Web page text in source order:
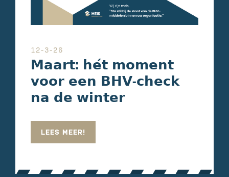
12-3-26
𝗠𝗮𝗮𝗿𝘁: 𝗵𝗲́𝘁 𝗺𝗼𝗺𝗲𝗻𝘁
𝘃𝗼𝗼𝗿 𝗲𝗲𝗻 𝗕𝗛𝗩-𝗰𝗵𝗲𝗰𝗸
𝗻𝗮 𝗱𝗲 𝘄𝗶𝗻𝘁𝗲𝗿
LEES MEER!